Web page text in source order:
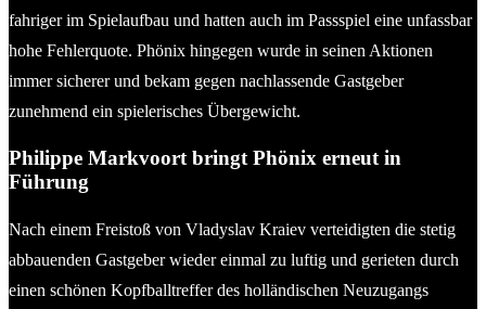
fahriger im Spielaufbau und hatten auch im Passspiel eine unfassbar
hohe Fehlerquote. Phönix hingegen wurde in seinen Aktionen
immer sicherer und bekam gegen nachlassende Gastgeber
zunehmend ein spielerisches Übergewicht.
Philippe Markvoort bringt Phönix erneut in
Führung
Nach einem Freistoß von Vladyslav Kraiev verteidigten die stetig
abbauenden Gastgeber wieder einmal zu luftig und gerieten durch
einen schönen Kopfballtreffer des holländischen Neuzugangs